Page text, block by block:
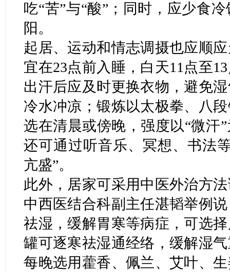
吃“苦”与“酸”；同时，应少食
阳。
起居、运动和情志调摄也应顺
宜在23点前入睡，白天11点至
出汗后应及时更换衣物，避免
冷水冲凉；锻炼以太极拳、八
选在清晨或傍晚，强度以“微汗
还可通过听音乐、冥想、书法
亢盛”。
此外，居家可采用中医外治方
中西医结合科副主任湛韬举例
祛湿，缓解胃寒等病症，可选
罐可逐寒祛湿通经络，缓解湿
每晚选用藿香、佩兰、艾叶、